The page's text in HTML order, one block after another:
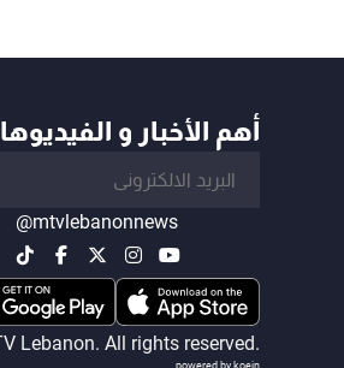
أهم الأخبار و
@mtvlebanonnews
Lebanon. All rights reserved.